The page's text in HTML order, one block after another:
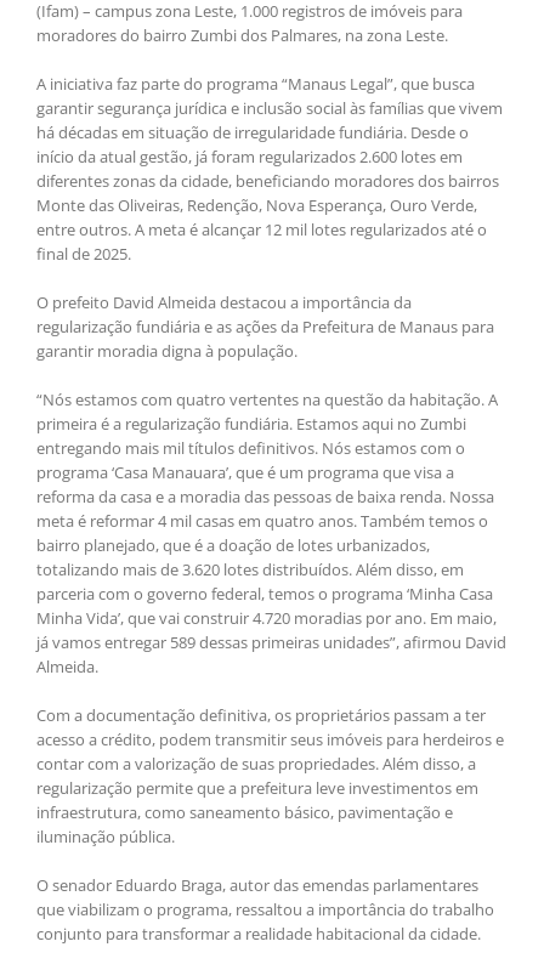
(Ifam) – campus zona Leste, 1.000 registros de imóveis para
moradores do bairro Zumbi dos Palmares, na zona Leste.
A iniciativa faz parte do programa “Manaus Legal”, que busca
garantir segurança jurídica e inclusão social às famílias que vivem
há décadas em situação de irregularidade fundiária. Desde o
início da atual gestão, já foram regularizados 2.600 lotes em
diferentes zonas da cidade, beneficiando moradores dos bairros
Monte das Oliveiras, Redenção, Nova Esperança, Ouro Verde,
entre outros. A meta é alcançar 12 mil lotes regularizados até o
final de 2025.
O prefeito David Almeida destacou a importância da
regularização fundiária e as ações da Prefeitura de Manaus para
garantir moradia digna à população.
“Nós estamos com quatro vertentes na questão da habitação. A
primeira é a regularização fundiária. Estamos aqui no Zumbi
entregando mais mil títulos definitivos. Nós estamos com o
programa ‘Casa Manauara’, que é um programa que visa a
reforma da casa e a moradia das pessoas de baixa renda. Nossa
meta é reformar 4 mil casas em quatro anos. Também temos o
bairro planejado, que é a doação de lotes urbanizados,
totalizando mais de 3.620 lotes distribuídos. Além disso, em
parceria com o governo federal, temos o programa ‘Minha Casa
Minha Vida’, que vai construir 4.720 moradias por ano. Em maio,
já vamos entregar 589 dessas primeiras unidades”, afirmou David
Almeida.
Com a documentação definitiva, os proprietários passam a ter
acesso a crédito, podem transmitir seus imóveis para herdeiros e
contar com a valorização de suas propriedades. Além disso, a
regularização permite que a prefeitura leve investimentos em
infraestrutura, como saneamento básico, pavimentação e
iluminação pública.
O senador Eduardo Braga, autor das emendas parlamentares
que viabilizam o programa, ressaltou a importância do trabalho
conjunto para transformar a realidade habitacional da cidade.